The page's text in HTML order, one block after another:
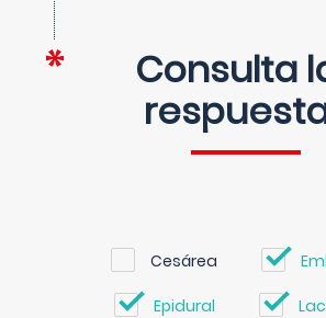
Consulta
Cesárea
Epidural